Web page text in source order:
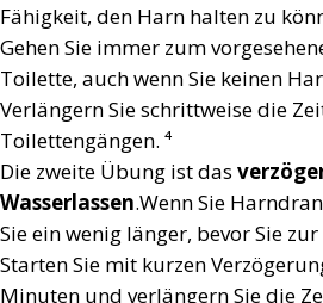
Fähigkeit, den Harn halten zu
Gehen Sie immer zum
Toilette, auch wenn Sie keinen
Verlängern Sie schrittweise die
Toilettengängen. ⁴
Die zweite Übung ist das
Wasserlassen.Wenn Sie
Sie ein wenig länger, bevor Sie
Starten Sie mit kurzen
Minuten und verlängern Sie die